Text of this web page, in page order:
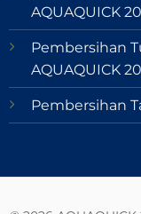
AQUAQUICK
Pembersihan
AQUAQUICK
Pembersihan